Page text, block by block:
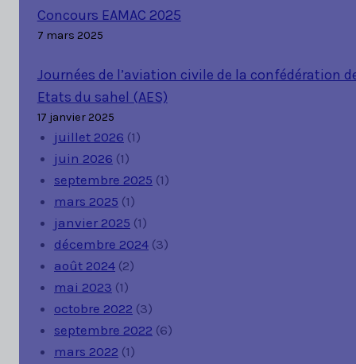
Concours EAMAC 2025
7 mars 2025
Journées de l’aviation civile de la confédération
Etats du sahel (AES)
17 janvier 2025
juillet 2026 (1)
juin 2026 (1)
septembre 2025 (1)
mars 2025 (1)
janvier 2025 (1)
décembre 2024 (3)
août 2024 (2)
mai 2023 (1)
octobre 2022 (3)
septembre 2022 (6)
mars 2022 (1)